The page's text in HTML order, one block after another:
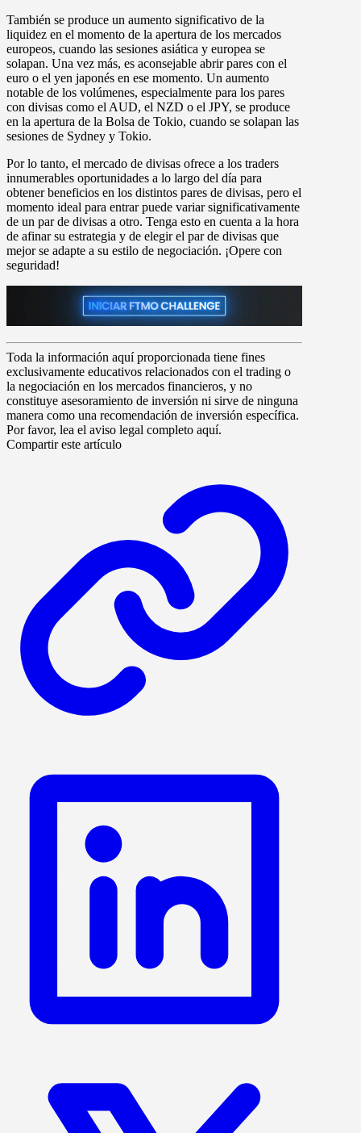
También se produce un aumento significativo de la
liquidez en el momento de la apertura de los mercados
europeos, cuando las sesiones asiática y europea se
solapan. Una vez más, es aconsejable abrir pares con el
euro o el yen japonés en ese momento. Un aumento
notable de los volúmenes, especialmente para los pares
con divisas como el AUD, el NZD o el JPY, se produce
en la apertura de la Bolsa de Tokio, cuando se solapan las
sesiones de Sydney y Tokio.
Por lo tanto, el mercado de divisas ofrece a los traders
innumerables oportunidades a lo largo del día para
obtener beneficios en los distintos pares de divisas, pero el
momento ideal para entrar puede variar significativamente
de un par de divisas a otro. Tenga esto en cuenta a la hora
de afinar su estrategia y de elegir el par de divisas que
mejor se adapte a su estilo de negociación. ¡Opere con
seguridad!
Toda la información aquí proporcionada tiene fines
exclusivamente educativos relacionados con el trading o
la negociación en los mercados financieros, y no
constituye asesoramiento de inversión ni sirve de ninguna
manera como una recomendación de inversión específica.
Por favor, lea el aviso legal completo aquí.
Compartir este artículo